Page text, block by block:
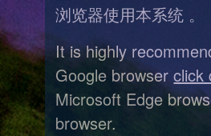
浏览器使用本系统 。
It is highly
Google browserclick
Microsoft Edge
browser.